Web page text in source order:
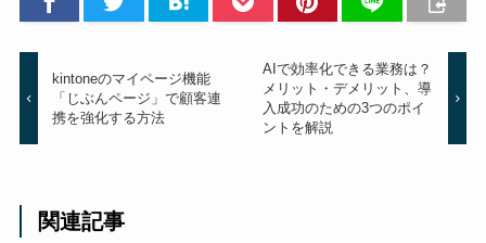
kintoneのマイページ機能
「じぶんページ」で顧客連
携を強化する方法
AIで効率化できる業務は？
メリット・デメリット、導
入成功のための3つのポイ
ントを解説
関連記事